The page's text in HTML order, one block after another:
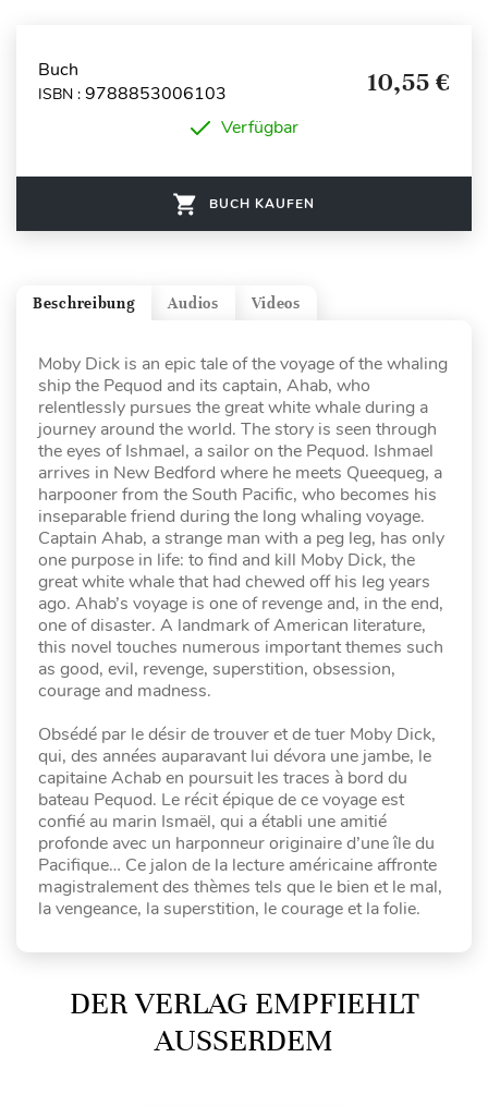
Buch
ISBN : 9788853006103 10,55 €
Verfügbar
BUCH KAUFEN
Videos
Audios
Beschreibung
Moby Dick is an epic tale of the voyage of the whaling
ship the Pequod and its captain, Ahab, who
relentlessly pursues the great white whale during a
journey around the world. The story is seen through
the eyes of Ishmael, a sailor on the Pequod. Ishmael
arrives in New Bedford where he meets Queequeg, a
harpooner from the South Pacific, who becomes his
inseparable friend during the long whaling voyage.
Captain Ahab, a strange man with a peg leg, has only
one purpose in life: to find and kill Moby Dick, the
great white whale that had chewed off his leg years
ago. Ahab’s voyage is one of revenge and, in the end,
one of disaster. A landmark of American literature,
this novel touches numerous important themes such
as good, evil, revenge, superstition, obsession,
courage and madness.
Obsédé par le désir de trouver et de tuer Moby Dick,
qui, des années auparavant lui dévora une jambe, le
capitaine Achab en poursuit les traces à bord du
bateau Pequod. Le récit épique de ce voyage est
confié au marin Ismaël, qui a établi une amitié
profonde avec un harponneur originaire d’une île du
Pacifique… Ce jalon de la lecture américaine affronte
magistralement des thèmes tels que le bien et le mal,
la vengeance, la superstition, le courage et la folie.
DER VERLAG EMPFIEHLT
AUSSERDEM